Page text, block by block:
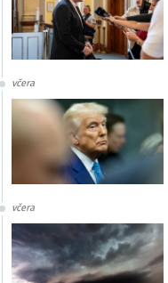
včera
včera